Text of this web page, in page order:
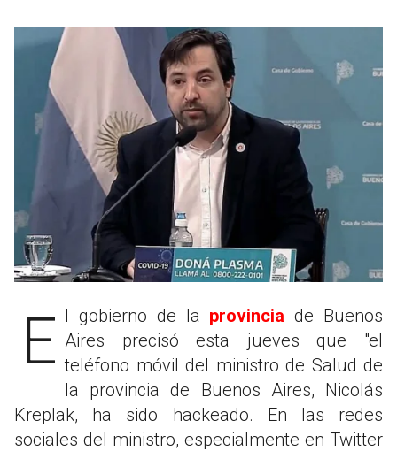
El gobierno de la provincia de Buenos
Aires precisó esta jueves que "el
teléfono móvil del ministro de Salud de
la provincia de Buenos Aires, Nicolás
Kreplak, ha sido hackeado. En las redes
sociales del ministro, especialmente en Twitter